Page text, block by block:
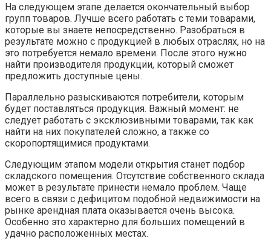
На следующем этапе делается окончательный выбор
групп товаров. Лучше всего работать с теми товарами,
которые вы знаете непосредственно. Разобраться в
результате можно с продукцией в любых отраслях, но на
это потребуется немало времени. После этого нужно
найти производителя продукции, который сможет
предложить доступные цены.
Параллельно разыскиваются потребители, которым
будет поставляться продукция. Важный момент: не
следует работать с эксклюзивными товарами, так как
найти на них покупателей сложно, а также со
скоропортящимися продуктами.
Следующим этапом модели открытия станет подбор
складского помещения. Отсутствие собственного склада
может в результате принести немало проблем. Чаще
всего в связи с дефицитом подобной недвижимости на
рынке арендная плата оказывается очень высока.
Особенно это характерно для больших помещений в
удачно расположенных местах.